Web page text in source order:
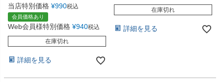
当店特別価格 ¥990税込
会員価格あり
Web会員様特別価格 ¥940税込
在庫切れ
詳細を見る
在庫切れ
詳細を見る